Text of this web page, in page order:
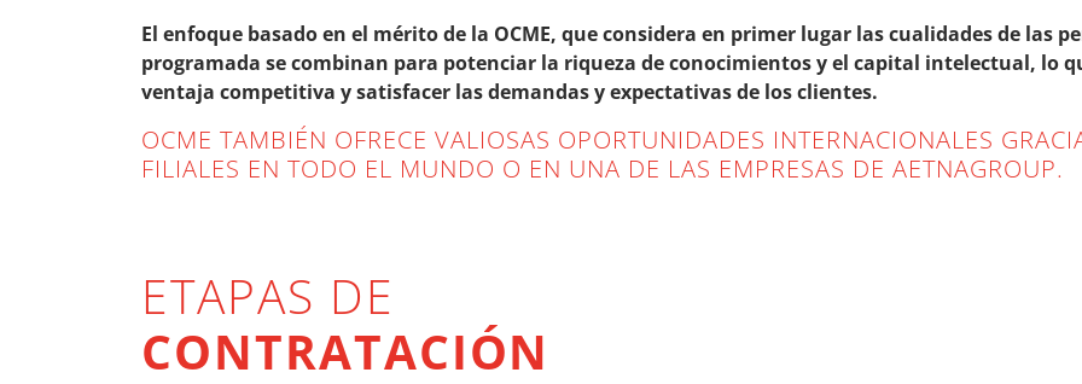
El enfoque basado en el mérito de la OCME, que considera en primer lugar las cualidades de las
programada se combinan para potenciar la riqueza de conocimientos y el capital intelectual, lo
ventaja competitiva y satisfacer las demandas y expectativas de los clientes.
OCME TAMBIÉN OFRECE VALIOSAS OPORTUNIDADES INTERNACIONALES
FILIALES EN TODO EL MUNDO O EN UNA DE LAS EMPRESAS DE AETNAGROUP.
ETAPAS DE
CONTRATACIÓN